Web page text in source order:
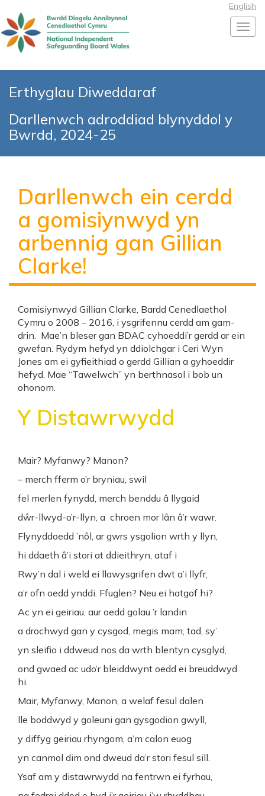
English
Erthyglau Diweddaraf
Darllenwch adroddiad blynyddol y
Bwrdd, 2024-25
Darllenwch ein cerdd
a gomisiynwyd yn
arbennig gan Gillian
Clarke!
Comisiynwyd Gillian Clarke, Bardd Cenedlaethol
Cymru o 2008 – 2016, i ysgrifennu cerdd am gam-
drin. Mae’n bleser gan BDAC cyhoeddi’r gerdd ar ein
gwefan. Rydym hefyd yn ddiolchgar i Ceri Wyn
Jones am ei gyfieithiad o gerdd Gillian a gyhoeddir
hefyd. Mae “Tawelwch” yn berthnasol i bob un
ohonom.
Y Distawrwydd
Mair? Myfanwy? Manon?
– merch fferm o’r bryniau, swil
fel merlen fynydd, merch benddu â llygaid
dŵr-llwyd-o’r-llyn, a chroen mor lân â’r wawr.
Flynyddoedd ’nôl, ar gwrs ysgolion wrth y llyn,
hi ddaeth â’i stori at ddieithryn, ataf i
Rwy’n dal i weld ei llawysgrifen dwt a’i llyfr,
a’r ofn oedd ynddi. Ffuglen? Neu ei hatgof hi?
Ac yn ei geiriau, aur oedd golau ’r landin
a drochwyd gan y cysgod, megis mam, tad, sy’
yn sleifio i ddweud nos da wrth blentyn cysglyd,
ond gwaed ac udo’r bleiddwynt oedd ei breuddwyd
hi.
Mair, Myfanwy, Manon, a welaf fesul dalen
lle boddwyd y goleuni gan gysgodion gwyll,
y diffyg geiriau rhyngom, a’m calon euog
yn canmol dim ond dweud da’r stori fesul sill.
Ysaf am y distawrwydd na fentrwn ei fyrhau,